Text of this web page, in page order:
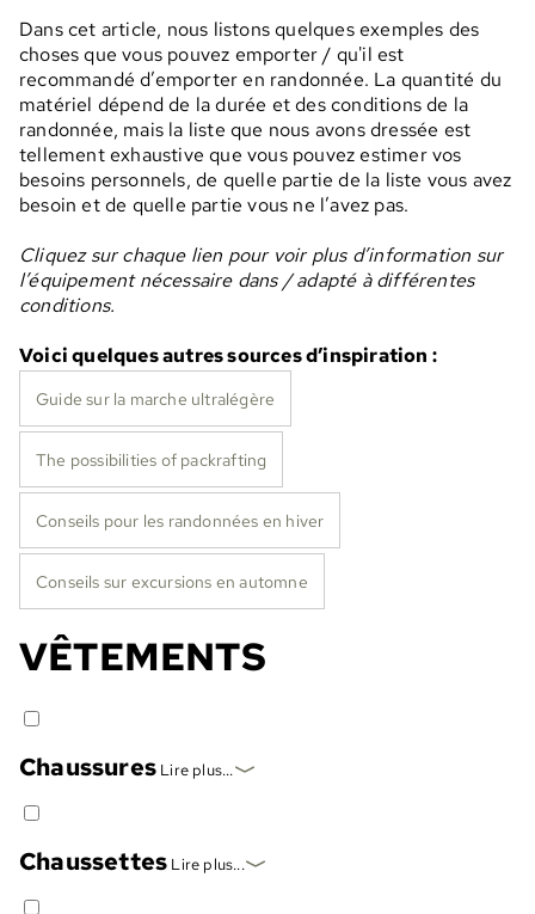
Dans cet article, nous listons quelques exemples des
choses que vous pouvez emporter / qu'il est
recommandé d’emporter en randonnée. La quantité du
matériel dépend de la durée et des conditions de la
randonnée, mais la liste que nous avons dressée est
tellement exhaustive que vous pouvez estimer vos
besoins personnels, de quelle partie de la liste vous avez
besoin et de quelle partie vous ne l’avez pas.
Cliquez sur chaque lien pour voir plus d’information sur
l’équipement nécessaire dans / adapté à différentes
conditions.
Voici quelques autres sources d’inspiration :
Guide sur la marche ultralégère
The possibilities of packrafting
Conseils pour les randonnées en hiver
Conseils sur excursions en automne
VÊTEMENTS
Chaussures Lire plus...
Chaussettes Lire plus...